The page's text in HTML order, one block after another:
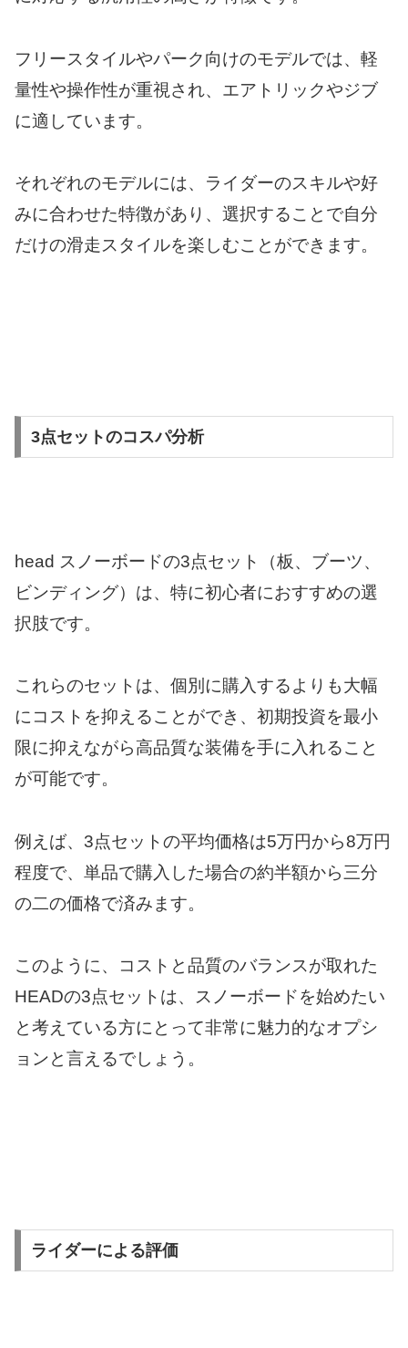
フリースタイルやパーク向けのモデルでは、軽
量性や操作性が重視され、エアトリックやジブ
に適しています。
それぞれのモデルには、ライダーのスキルや好
みに合わせた特徴があり、選択することで自分
だけの滑走スタイルを楽しむことができます。
3点セットのコスパ分析
head スノーボードの3点セット（板、ブーツ、
ビンディング）は、特に初心者におすすめの選
択肢です。
これらのセットは、個別に購入するよりも大幅
にコストを抑えることができ、初期投資を最小
限に抑えながら高品質な装備を手に入れること
が可能です。
例えば、3点セットの平均価格は5万円から8万円
程度で、単品で購入した場合の約半額から三分
の二の価格で済みます。
このように、コストと品質のバランスが取れた
HEADの3点セットは、スノーボードを始めたい
と考えている方にとって非常に魅力的なオプシ
ョンと言えるでしょう。
ライダーによる評価